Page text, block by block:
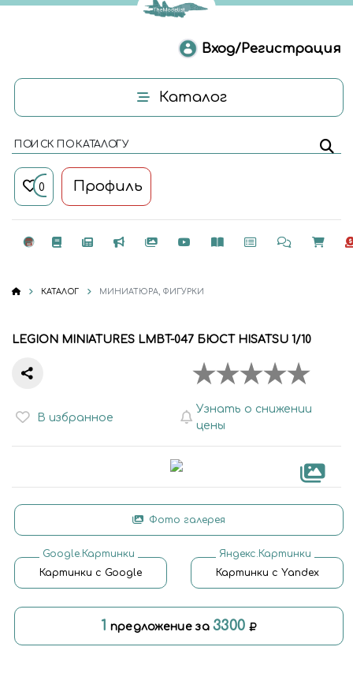
Вход/Регистрация
Каталог
ПОИСК ПО КАТАЛОГУ
0 Профиль
КАТАЛОГ МИНИАТЮРА, ФИГУРКИ
LEGION MINIATURES LMBT-047 БЮСТ HISATSU 1/10
В избранное
Узнать о снижении
цены
Фото галерея
Google.Картинки
Картинки с Google
Яндекс.Картинки
Картинки с Yandex
1 предложение за3300